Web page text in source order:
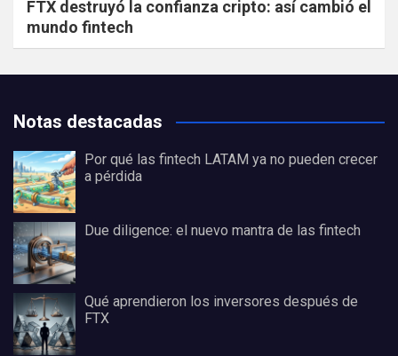
FTX destruyó la confianza cripto: así cambió el
mundo fintech
Notas destacadas
Por qué las fintech LATAM ya no pueden crecer
a pérdida
Due diligence: el nuevo mantra de las fintech
Qué aprendieron los inversores después de
FTX